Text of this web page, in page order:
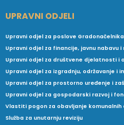
UPRAVNI ODJELI
Upravni odjel za poslove
Upravni odjel za financije, javnu nabavu
Upravni odjel za društvene djelatnosti i
Upravni odjel za izgradnju, održavanje i
Upravni odjel za prostorno uređenje i
Upravni odjel za gospodarski razvoj i
Vlastiti pogon za obavljanje
Služba za unutarnju reviziju